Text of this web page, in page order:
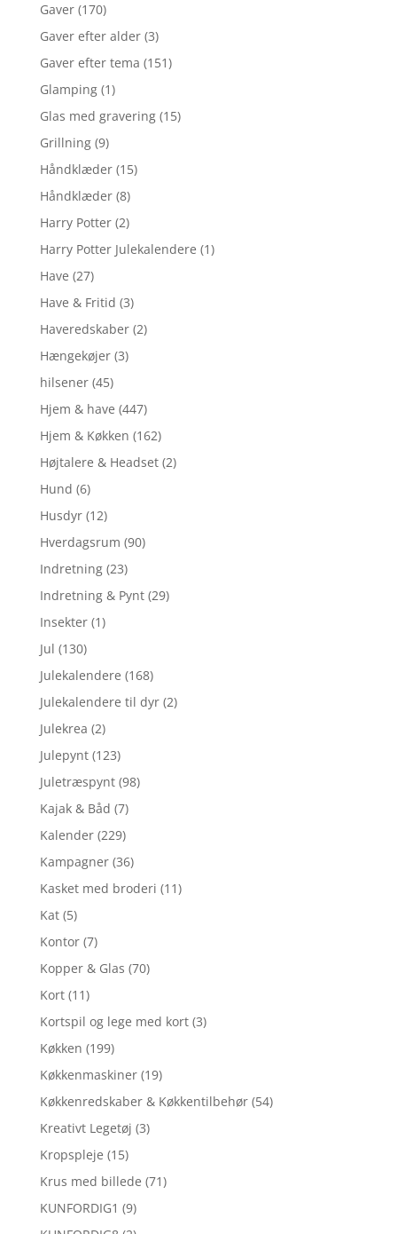
Gaver (170)
Gaver efter alder (3)
Gaver efter tema (151)
Glamping (1)
Glas med gravering (15)
Grillning (9)
Håndklæder (15)
Håndklæder (8)
Harry Potter (2)
Harry Potter Julekalendere (1)
Have (27)
Have & Fritid (3)
Haveredskaber (2)
Hængekøjer (3)
hilsener (45)
Hjem & have (447)
Hjem & Køkken (162)
Højtalere & Headset (2)
Hund (6)
Husdyr (12)
Hverdagsrum (90)
Indretning (23)
Indretning & Pynt (29)
Insekter (1)
Jul (130)
Julekalendere (168)
Julekalendere til dyr (2)
Julekrea (2)
Julepynt (123)
Juletræspynt (98)
Kajak & Båd (7)
Kalender (229)
Kampagner (36)
Kasket med broderi (11)
Kat (5)
Kontor (7)
Kopper & Glas (70)
Kort (11)
Kortspil og lege med kort (3)
Køkken (199)
Køkkenmaskiner (19)
Køkkenredskaber & Køkkentilbehør (54)
Kreativt Legetøj (3)
Kropspleje (15)
Krus med billede (71)
KUNFORDIG1 (9)